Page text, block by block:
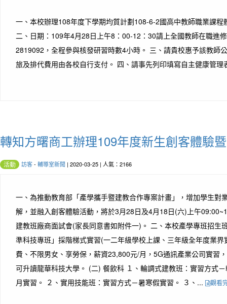
一、本校辦理108年度下學期均質計劃108-6-2國高中教師職業課程
二、日期：109年4月28日上午8：00-12：30請上全國教師在職進
2819092，全程參與核發研習時數4小時。 三、請貴校惠予該教師
旅及排代費用由各校自行支付。 四、請事先列印填寫自主健康管理
轉知方曙商工辦理109年度新生創客體驗
活動 訪客- 輔導室新聞 | 2020-03-25 | 人氣：2166
一、為推動教育部「產學攜手暨建教合作專案計畫」，增加學生對
解，並融入創客體驗活動，將於3月28日及4月18日(六)上午
建教班廠商面試會(家長同意書如附件一)。 二、本校產學專班招生
準科技專班」採階梯式實習(一二年級學校上課、三年級全年度業
費、不限男女、享勞保，薪資23,800元/月，5G通訊產業公司實習
可升讀龍華科技大學。 (二) 餐飲科 １、輪調式建教班：實習方式
月實習。 ２、實用技能班：實習方式－暑寒假實習。 ３、...
觀看